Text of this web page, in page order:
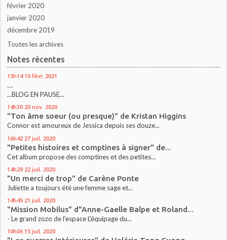
février 2020
janvier 2020
décembre 2019
Toutes les archives
Notes récentes
15h14 10 févr. 2021
...
...BLOG EN PAUSE...
14h30 20 nov. 2020
"Ton âme soeur (ou presque)" de Kristan Higgins
Connor est amoureux de Jessica depuis ses douze...
16h42 27 juil. 2020
"Petites histoires et comptines à signer" de...
Cet album propose des comptines et des petites...
14h29 22 juil. 2020
"Un merci de trop" de Carène Ponte
Juliette a toujours été une femme sage et...
14h45 21 juil. 2020
"Mission Mobilus" d"Anne-Gaelle Balpe et Roland...
- Le grand zozo de l'espace L'équipage du...
10h06 15 juil. 2020